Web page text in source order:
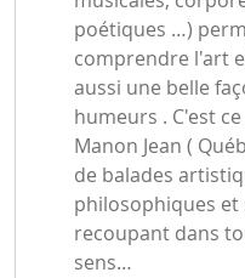
poétiques …)
comprendre l'art
aussi une belle
humeurs . C'est
Manon Jean (
de balades
philosophiques et
recoupant dans
sens…